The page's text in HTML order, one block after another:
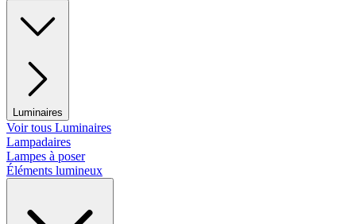
Luminaires
Voir tous Luminaires
Lampadaires
Lampes à poser
Éléments lumineux